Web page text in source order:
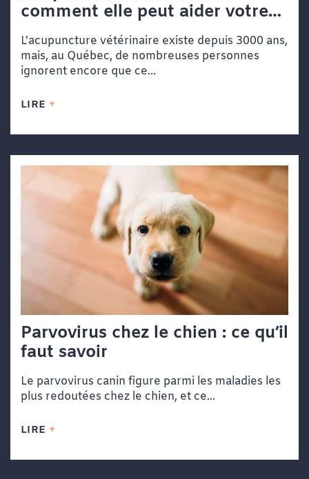
comment elle peut aider votre
chien ou votre chat
L’acupuncture vétérinaire existe depuis 3000 ans,
mais, au Québec, de nombreuses personnes
ignorent encore que ce...
LIRE
Parvovirus chez le chien : ce qu’il
faut savoir
Le parvovirus canin figure parmi les maladies les
plus redoutées chez le chien, et ce...
LIRE